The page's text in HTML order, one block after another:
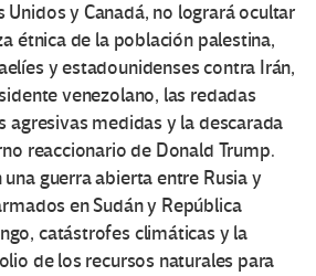
Unidos y Canadá, no logrará ocultar
étnica de la población palestina,
y estadounidenses contra Irán,
venezolano, las redadas
agresivas medidas y la descarada
reaccionario de Donald Trump.
guerra abierta entre Rusia y
en Sudán y República
catástrofes climáticas y la
de los recursos naturales para